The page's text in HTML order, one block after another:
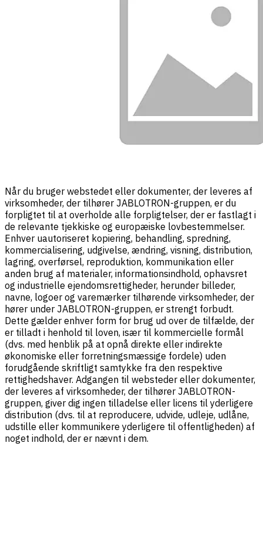
Når du bruger webstedet eller dokumenter, der leveres af
virksomheder, der tilhører JABLOTRON-gruppen, er du
forpligtet til at overholde alle forpligtelser, der er fastlagt i
de relevante tjekkiske og europæiske lovbestemmelser.
Enhver uautoriseret kopiering, behandling, spredning,
kommercialisering, udgivelse, ændring, visning, distribution,
lagring, overførsel, reproduktion, kommunikation eller
anden brug af materialer, informationsindhold, ophavsret
og industrielle ejendomsrettigheder, herunder billeder,
navne, logoer og varemærker tilhørende virksomheder, der
hører under JABLOTRON-gruppen, er strengt forbudt.
Dette gælder enhver form for brug ud over de tilfælde, der
er tilladt i henhold til loven, især til kommercielle formål
(dvs. med henblik på at opnå direkte eller indirekte
økonomiske eller forretningsmæssige fordele) uden
forudgående skriftligt samtykke fra den respektive
rettighedshaver. Adgangen til websteder eller dokumenter,
der leveres af virksomheder, der tilhører JABLOTRON-
gruppen, giver dig ingen tilladelse eller licens til yderligere
distribution (dvs. til at reproducere, udvide, udleje, udlåne,
udstille eller kommunikere yderligere til offentligheden) af
noget indhold, der er nævnt i dem.